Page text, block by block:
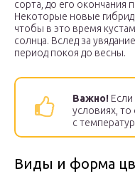
сорта, до его окончания
Некоторые новые
чтобы в это время
солнца. Вслед за
период покоя до весны.
Важно!
условиях,
с
Виды и форма